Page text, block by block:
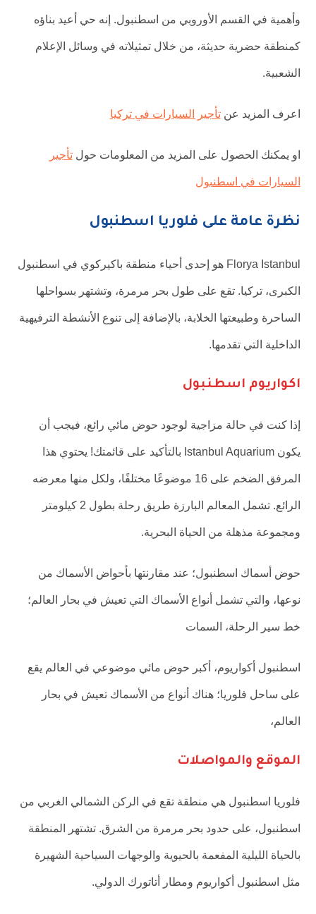
وأهمية في القسم الأوروبي من اسطنبول. إنه حي أعيد بناؤه
كمنطقة حضرية حديثة، من خلال تمثيلاته في وسائل الإعلام
الشعبية.
اعرف المزيد عنتأجير السيارات في تركيا
او يمكنك الحصول على المزيد من المعلومات حولتأجير
السيارات في اسطنبول
نظرة عامة على فلوريا اسطنبول
Florya Istanbul هو إحدى أحياء منطقة باكيركوي في اسطنبول
الكبرى، تركيا. تقع على طول بحر مرمرة، وتشتهر بسواحلها
الساحرة وطبيعتها الخلابة، بالإضافة إلى تنوع الأنشطة الترفيهية
الداخلية التي تقدمها.
اكواريوم اسطنبول
إذا كنت في حالة مزاجية لوجود حوض مائي رائع، فيجب أن
يكون Istanbul Aquarium بالتأكيد على قائمتك! يحتوي هذا
المرفق الضخم على 16 موضوعًا مختلفًا، ولكل منها معرضه
الرائع. تشمل المعالم البارزة طريق رحلة بطول 2 كيلومتر
ومجموعة مذهلة من الحياة البحرية.
حوض أسماك اسطنبول؛ عند مقارنتها بأحواض الأسماك من
نوعها، والتي تشمل أنواع الأسماك التي تعيش في بحار العالم؛
خط سير الرحلة، السمات
اسطنبول أكواريوم، أكبر حوض مائي موضوعي في العالم يقع
على ساحل فلوريا؛ هناك أنواع من الأسماك تعيش في بحار
العالم،
الموقع والمواصلات
فلوريا اسطنبول هي منطقة تقع في الركن الشمالي الغربي من
اسطنبول، على حدود بحر مرمرة من الشرق. تشتهر المنطقة
بالحياة الليلية المفعمة بالحيوية والوجهات السياحية الشهيرة
مثل اسطنبول أكواريوم ومطار أتاتورك الدولي.